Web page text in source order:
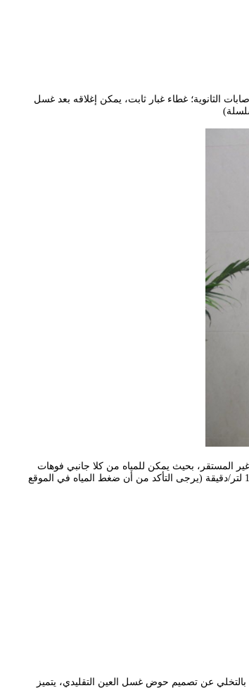
الثانوية؛ غطاء غبار ثابت، يمكن إغلاقه بعد غسل
المستقر، بحيث يمكن للمياه من كلا جانبي فوهات
غسل العين أن تتقاطع وتحتضن على ارتفاع 203 مم، ويلبي معدل التدفق متطلبات المعايير الدولية البالغة 16-18 لتر/دقيقة (يرجى التأكد من أن ضغط المياه في الموقع
التناثر. بالتخلي عن تصميم حوض غسل العين التقليدي، يتميز